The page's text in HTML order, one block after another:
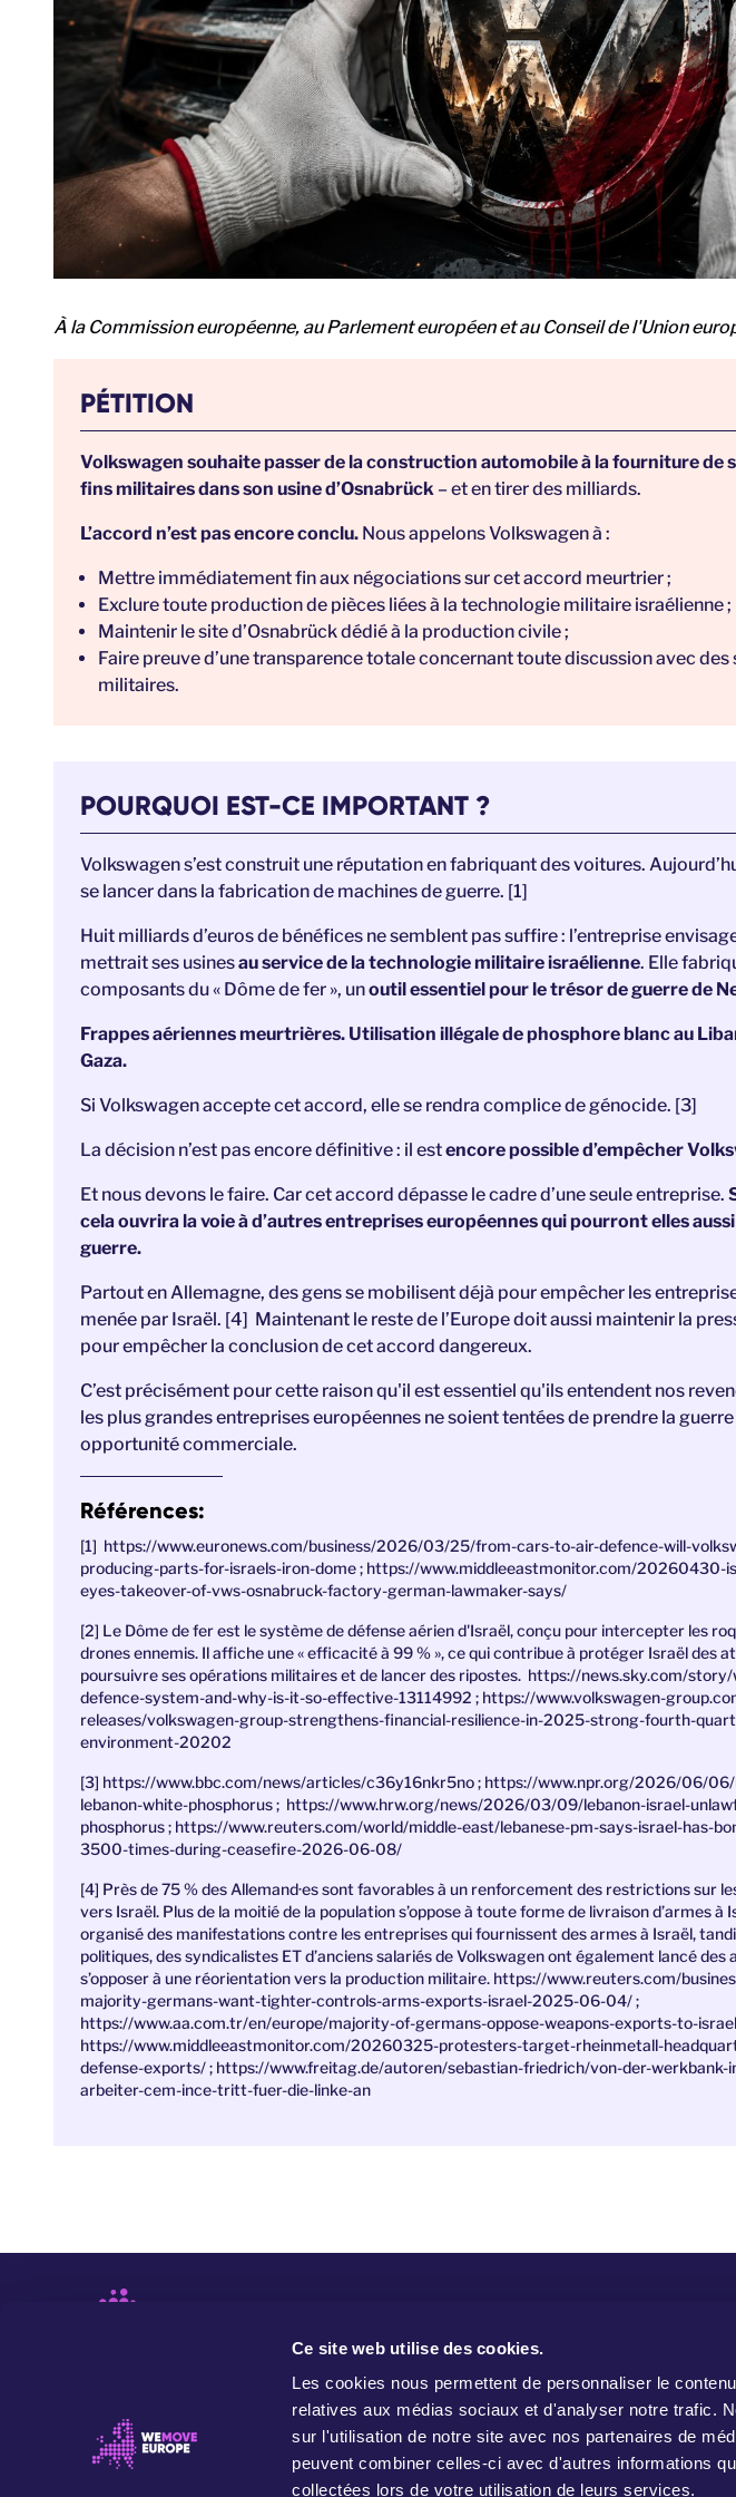
Ce site web utilise des cookies.
Les cookies nous permettent de personnaliser le
relatives aux médias sociaux et d'analyser notre trafic.
sur l'utilisation de notre site avec nos partenaires de
peuvent combiner celles-ci avec d'autres informations
collectées lors de votre utilisation de leurs services.
À la Commission européenne, au Parlement européen et au Conseil de l'Union
PÉTITION
Volkswagen souhaite passer de la construction automobile à la fourniture de
fins militaires dans son usine d’Osnabrück – et en tirer des milliards.
L’accord n’est pas encore conclu. Nous appelons Volkswagen à :
Mettre immédiatement fin aux négociations sur cet accord meurtrier ;
Exclure toute production de pièces liées à la technologie militaire israélienne ;
Maintenir le site d’Osnabrück dédié à la production civile ;
Faire preuve d’une transparence totale concernant toute discussion avec
militaires.
POURQUOI EST-CE IMPORTANT ?
Volkswagen s’est construit une réputation en fabriquant des voitures.
se lancer dans la fabrication de machines de guerre. [1]
Huit milliards d’euros de bénéfices ne semblent pas suffire : l’entreprise
mettrait ses usinesau service de la technologie militaire israélienne. Elle
composants du « Dôme de fer », unoutil essentiel pour le trésor de guerre de
Frappes aériennes meurtrières. Utilisation illégale de phosphore blanc au
Gaza.
Si Volkswagen accepte cet accord, elle se rendra complice de génocide. [3]
La décision n’est pas encore définitive : il estencore possible d’empêcher
Et nous devons le faire. Car cet accord dépasse le cadre d’une seule entreprise.
cela ouvrira la voie à d’autres entreprises européennes qui pourront elles
guerre.
Partout en Allemagne, des gens se mobilisent déjà pour empêcher les
menée par Israël. [4] Maintenant le reste de l’Europe doit aussi maintenir la
pour empêcher la conclusion de cet accord dangereux.
C’est précisément pour cette raison qu'il est essentiel qu'ils entendent nos
les plus grandes entreprises européennes ne soient tentées de prendre la
opportunité commerciale.
Références:
[1] https://www.euronews.com/business/2026/03/25/from-cars-to-air-defence-will-
producing-parts-for-israels-iron-dome ; https://www.middleeastmonitor.com/20260430-
eyes-takeover-of-vws-osnabruck-factory-german-lawmaker-says/
[2] Le Dôme de fer est le système de défense aérien d'Israël, conçu pour intercepter les
drones ennemis. Il affiche une « efficacité à 99 % », ce qui contribue à protéger Israël des
poursuivre ses opérations militaires et de lancer des ripostes. https://news.sky.com/
defence-system-and-why-is-it-so-effective-13114992 ; https://www.volkswagen-
releases/volkswagen-group-strengthens-financial-resilience-in-2025-strong-fourth-
environment-20202
[3] https://www.bbc.com/news/articles/c36y16nkr5no ; https://www.npr.org/2026/06/
lebanon-white-phosphorus ; https://www.hrw.org/news/2026/03/09/lebanon-israel-
phosphorus ; https://www.reuters.com/world/middle-east/lebanese-pm-says-israel-has-
3500-times-during-ceasefire-2026-06-08/
[4] Près de 75 % des Allemand·es sont favorables à un renforcement des restrictions sur
vers Israël. Plus de la moitié de la population s’oppose à toute forme de livraison d’armes à
organisé des manifestations contre les entreprises qui fournissent des armes à Israël,
politiques, des syndicalistes ET d’anciens salariés de Volkswagen ont également lancé des
s’opposer à une réorientation vers la production militaire. https://www.reuters.com/
majority-germans-want-tighter-controls-arms-exports-israel-2025-06-04/ ;
https://www.aa.com.tr/en/europe/majority-of-germans-oppose-weapons-exports-to-
https://www.middleeastmonitor.com/20260325-protesters-target-rheinmetall-
defense-exports/ ; https://www.freitag.de/autoren/sebastian-friedrich/von-der-werkbank-
arbeiter-cem-ince-tritt-fuer-die-linke-an
WeMove Europe est un mouvement qui mène des